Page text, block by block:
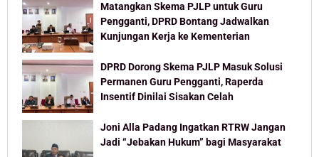
Matangkan Skema PJLP untuk Guru
Pengganti, DPRD Bontang Jadwalkan
Kunjungan Kerja ke Kementerian
DPRD Dorong Skema PJLP Masuk Solusi
Permanen Guru Pengganti, Raperda
Insentif Dinilai Sisakan Celah
Joni Alla Padang Ingatkan RTRW Jangan
Jadi “Jebakan Hukum” bagi Masyarakat